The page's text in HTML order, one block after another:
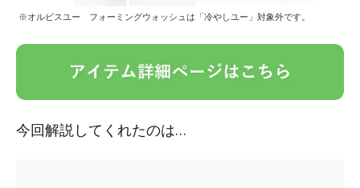
※オルビスユー フォーミングウォッシュは「冷やしユー」対象外です。
今回解説してくれたのは…